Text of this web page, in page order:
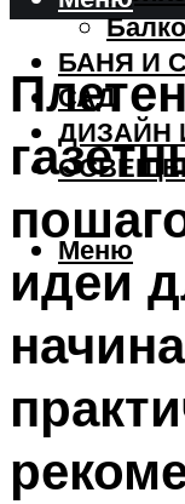
БАНЯ И
САД
ДИЗАЙН
Меню
идеи